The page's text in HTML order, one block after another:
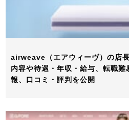
airweave（エアウィーヴ）の店
内容や待遇・年収・給与、転職
報、口コミ・評判を公開